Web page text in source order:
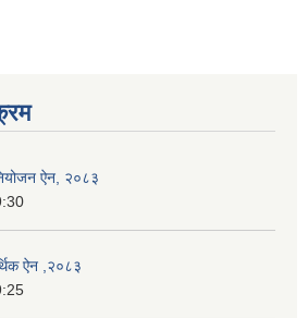
ऐन, २०८३
ऐन ,२०८३